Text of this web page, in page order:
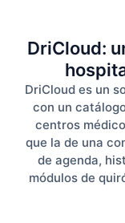
DriCloud:
DriCloud es un
con un
centros
que la de una
de agenda,
módulos de